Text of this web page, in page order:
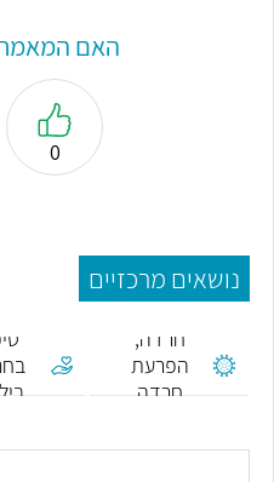
האם המאמר
0
נושאים מרכזיים
חרדה,
הפרעת
חרדה